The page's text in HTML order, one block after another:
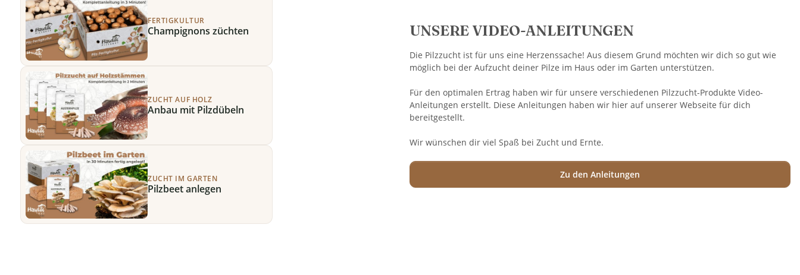
FERTIGKULTUR
Champignons züchten
ZUCHT AUF HOLZ
Anbau mit Pilzdübeln
ZUCHT IM GARTEN
Pilzbeet anlegen
UNSERE VIDEO-ANLEITUNGEN
Die Pilzzucht ist für uns eine Herzenssache! Aus diesem Grund möchten wir dich so gut wie
möglich bei der Aufzucht deiner Pilze im Haus oder im Garten unterstützen.
Für den optimalen Ertrag haben wir für unsere verschiedenen Pilzzucht-Produkte Video-
Anleitungen erstellt. Diese Anleitungen haben wir hier auf unserer Webseite für dich
bereitgestellt.
Wir wünschen dir viel Spaß bei Zucht und Ernte.
Zu den Anleitungen